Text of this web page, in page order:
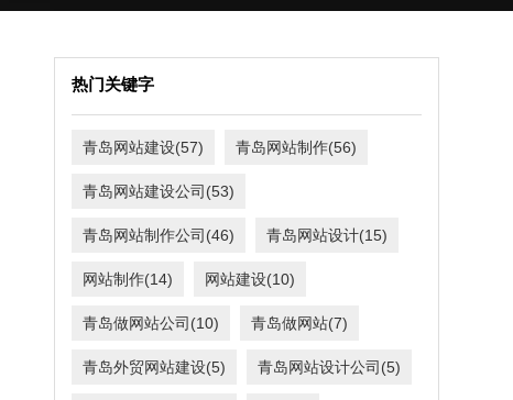
热门关键字
青岛网站建设(57) 青岛网站制作(56)
青岛网站建设公司 (53)
青岛网站制作公司 (46) 青岛网站设计(15)
网站制作(14) 网站建设(10)
青岛做网站公司 (10) 青岛做网站(7)
青岛外贸网站建设(5) 青岛网站设计公司 (5)